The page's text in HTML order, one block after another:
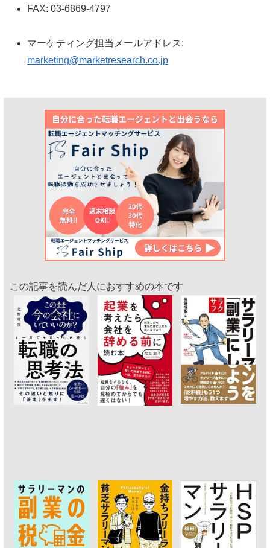
FAX: 03-6869-4797
マーケティング担当メールアドレス:
marketing@marketresearch.co.jp
この記事を読んだ人におすすめの本です